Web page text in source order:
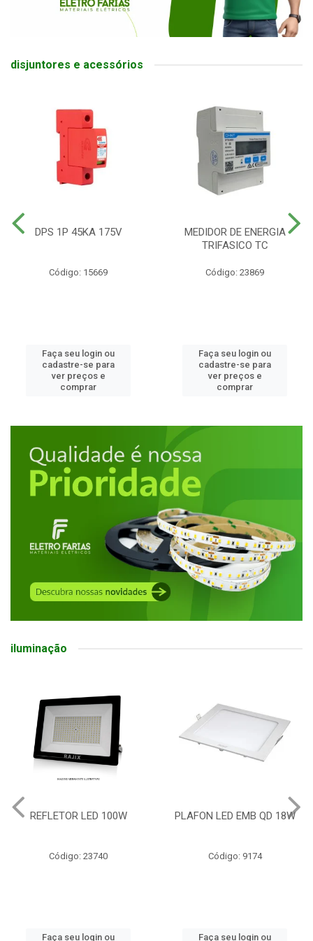
disjuntores e acessórios
DPS 1P 45KA 175V
Código: 15669
Faça seu login ou
cadastre-se para
ver preços e
comprar
MEDIDOR DE ENERGIA
TRIFASICO TC
Código: 23869
Faça seu login ou
cadastre-se para
ver preços e
comprar
iluminação
REFLETOR LED 100W
Código: 23740
Faça seu login ou
PLAFON LED EMB QD 18W
Código: 9174
Faça seu login ou